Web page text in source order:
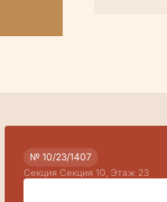
№ 10/23/1407
Секция Секция 10, Этаж 23